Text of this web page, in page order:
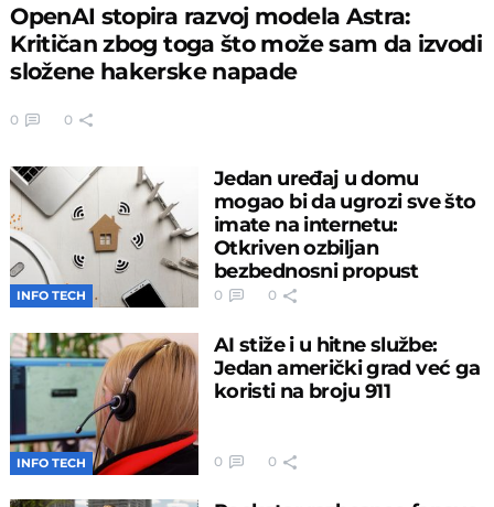
OpenAI stopira razvoj modela Astra:
Kritičan zbog toga što može sam da izvodi
složene hakerske napade
0 0
INFO TECH
Jedan uređaj u domu
mogao bi da ugrozi sve što
imate na internetu:
Otkriven ozbiljan
bezbednosni propust
0 0
INFO TECH
AI stiže i u hitne službe:
Jedan američki grad već ga
koristi na broju 911
0 0